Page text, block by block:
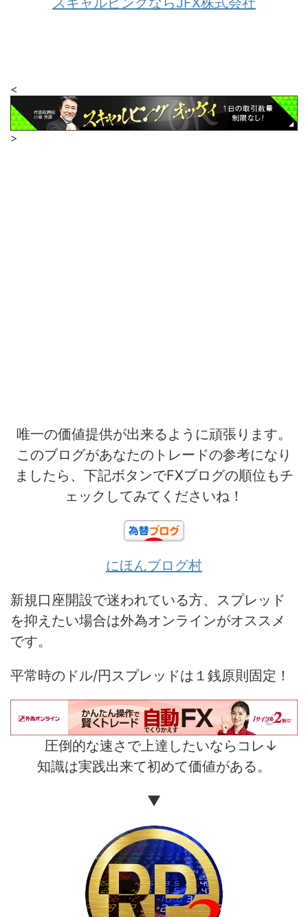
<
>
唯一の価値提供が出来るように頑張ります。
このブログがあなたのトレードの参考になり
ましたら、下記ボタンでFXブログの順位もチ
ェックしてみてくださいね！
にほんブログ村
新規口座開設で迷われている方、スプレッド
を抑えたい場合は外為オンラインがオススメ
です。
平常時のドル/円スプレッドは１銭原則固定！
圧倒的な速さで上達したいならコレ↓
知識は実践出来て初めて価値がある。
▼